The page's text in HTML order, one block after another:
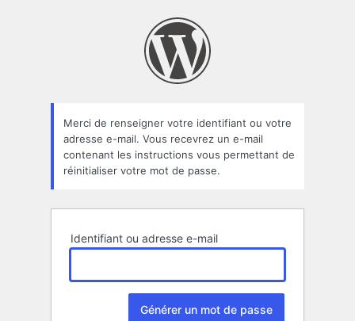
oublié
Merci de renseigner votre identifiant ou votre
adresse e-mail. Vous recevrez un e-mail
contenant les instructions vous permettant de
réinitialiser votre mot de passe.
Identifiant ou adresse e-mail